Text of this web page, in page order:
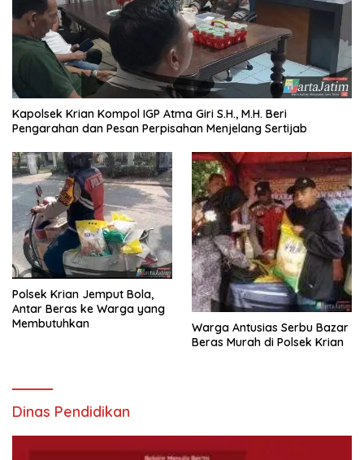
Kapolsek Krian Kompol IGP Atma Giri S.H., M.H. Beri
Pengarahan dan Pesan Perpisahan Menjelang Sertijab
Polsek Krian Jemput Bola,
Antar Beras ke Warga yang
Membutuhkan
Warga Antusias Serbu Bazar
Beras Murah di Polsek Krian
Dinas Pendidikan